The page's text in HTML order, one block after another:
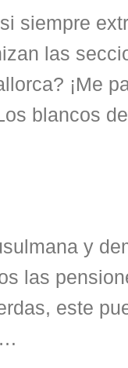
siempre
las
¡Me
blancos
y
las
este